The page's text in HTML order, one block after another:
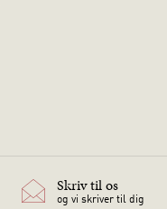
Skriv til os
og vi skriver til dig